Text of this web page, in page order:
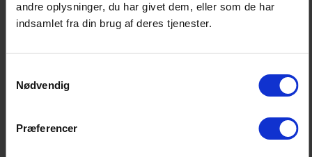
andre oplysninger, du har givet dem, eller som de har
indsamlet fra din brug af deres tjenester.
Nødvendig
Præferencer
Pressebilleder